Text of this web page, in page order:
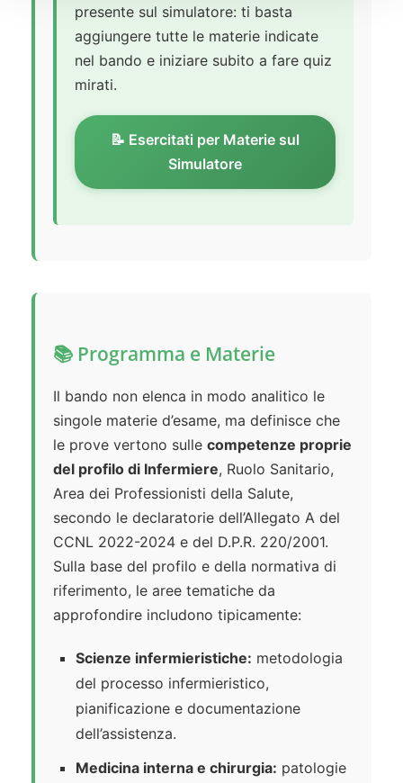
presente sul simulatore: ti basta
aggiungere tutte le materie indicate
nel bando e iniziare subito a fare quiz
mirati.
📝 Esercitati per Materie sul
Simulatore
📚 Programma e Materie
Il bando non elenca in modo analitico le
singole materie d’esame, ma definisce che
le prove vertono sulle competenze proprie
del profilo di Infermiere, Ruolo Sanitario,
Area dei Professionisti della Salute,
secondo le declaratorie dell’Allegato A del
CCNL 2022-2024 e del D.P.R. 220/2001.
Sulla base del profilo e della normativa di
riferimento, le aree tematiche da
approfondire includono tipicamente:
Scienze infermieristiche: metodologia
del processo infermieristico,
pianificazione e documentazione
dell’assistenza.
Medicina interna e chirurgia: patologie